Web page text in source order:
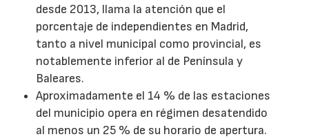
desde 2013, llama la atención que el
porcentaje de independientes en Madrid,
tanto a nivel municipal como provincial, es
notablemente inferior al de Península y
Baleares.
Aproximadamente el 14 % de las estaciones
del municipio opera en régimen desatendido
al menos un 25 % de su horario de apertura.